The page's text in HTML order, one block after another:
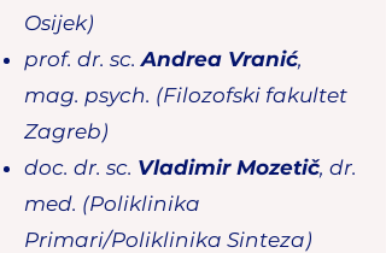
Osijek)
prof. dr. sc.Andrea Vranić,
mag. psych. (Filozofski fakultet
Zagreb)
doc. dr. sc. Vladimir Mozetič, dr.
med. (Poliklinika
Primari/Poliklinika Sinteza)